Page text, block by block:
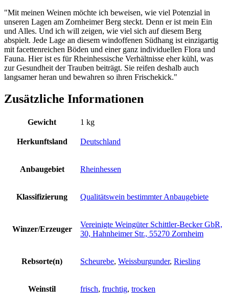
"Mit meinen Weinen möchte ich beweisen, wie viel Potenzial in
unseren Lagen am Zornheimer Berg steckt. Denn er ist mein Ein
und Alles. Und ich will zeigen, wie viel sich auf diesem Berg
abspielt. Jede Lage an diesem windoffenen Südhang ist einzigartig
mit facettenreichen Böden und einer ganz individuellen Flora und
Fauna. Hier ist es für Rheinhessische Verhältnisse eher kühl, was
zur Gesundheit der Trauben beiträgt. Sie reifen deshalb auch
langsamer heran und bewahren so ihren Frischekick."
Zusätzliche Informationen
Gewicht 1 kg
Herkunftsland Deutschland
Anbaugebiet Rheinhessen
Klassifizierung Qualitätswein bestimmter Anbaugebiete
Winzer/Erzeuger
Vereinigte Weingüter Schittler-Becker GbR,
30, Hahnheimer Str., 55270 Zornheim
Rebsorte(n) Scheurebe, Weissburgunder, Riesling
Weinstil frisch, fruchtig, trocken